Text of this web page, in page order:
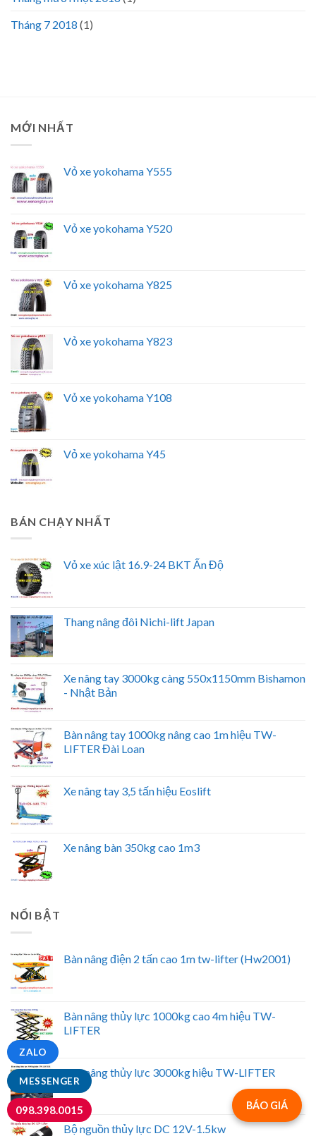
MESSENGER
ZALO
098.398.0015
Tháng 7 2018 (1)
MỚI NHẤT
Vỏ xe yokohama Y555
Vỏ xe yokohama Y520
Vỏ xe yokohama Y825
Vỏ xe yokohama Y823
Vỏ xe yokohama Y108
Vỏ xe yokohama Y45
BÁN CHẠY NHẤT
Vỏ xe xúc lật 16.9-24 BKT Ấn Độ
Thang nâng đôi Nichi-lift Japan
Xe nâng tay 3000kg càng 550x1150mm Bishamon
- Nhật Bản
Bàn nâng tay 1000kg nâng cao 1m hiệu TW-
LIFTER Đài Loan
Xe nâng tay 3,5 tấn hiệu Eoslift
Xe nâng bàn 350kg cao 1m3
NỔI BẬT
Bàn nâng điện 2 tấn cao 1m tw-lifter (Hw2001)
Bàn nâng thủy lực 1000kg cao 4m hiệu TW-
LIFTER
Bàn nâng thủy lực 3000kg hiệu TW-LIFTER
Bộ nguồn thủy lực DC 12V-1.5kw
BÁO GIÁ